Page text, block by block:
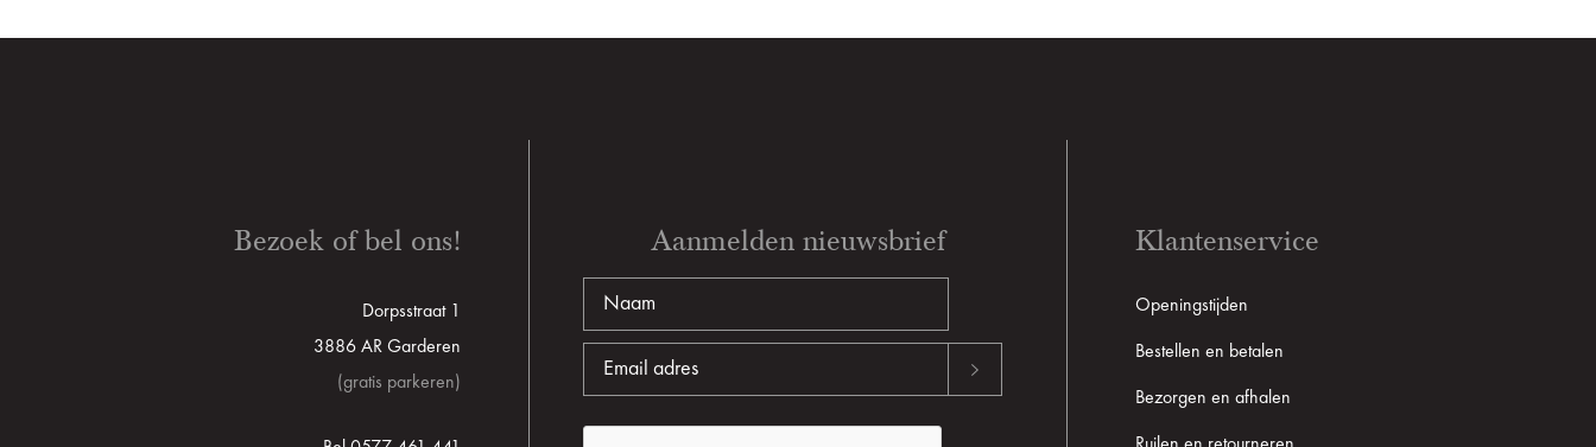
Aanmelden nieuwsbrief
Bezoek of bel ons!
Dorpsstraat 1
3886 AR Garderen
(gratis parkeren)
Klantenservice
Openingstijden
Bestellen en betalen
Bezorgen en afhalen